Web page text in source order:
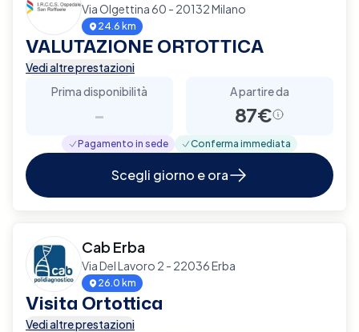
Via Olgettina 60 - 20132 Milano
24.6 km
VALUTAZIONE ORTOTTICA
Vedi altre prestazioni
Prima disponibilità
-
A partire da
87€
Pagamento in sede Conferma immediata
Scegli giorno e ora
Cab Erba
Via Del Lavoro 2 - 22036 Erba
26.0 km
Visita Ortottica
Vedi altre prestazioni